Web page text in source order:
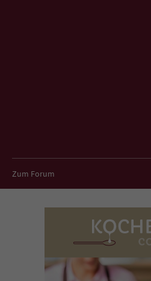
Zum Forum